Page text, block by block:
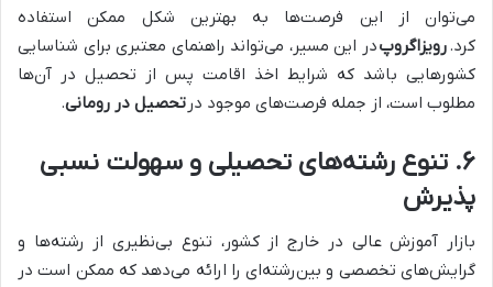
می‌توان از این فرصت‌ها به بهترین شکل ممکن استفاده
کرد.رویزاگروپدر این مسیر، می‌تواند راهنمای معتبری برای شناسایی
کشورهایی باشد که شرایط اخذ اقامت پس از تحصیل در آن‌ها
مطلوب است، از جمله فرصت‌های موجود در تحصیل در رومانی.
۶. تنوع رشته‌های تحصیلی و سهولت نسبی
پذیرش
بازار آموزش عالی در خارج از کشور، تنوع بی‌نظیری از رشته‌ها و
گرایش‌های تخصصی و بین‌رشته‌ای را ارائه می‌دهد که ممکن است در